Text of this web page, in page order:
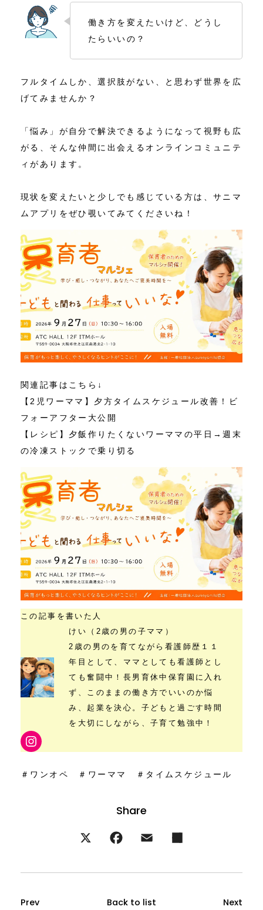
働き方を変えたいけど、どうし
たらいいの？
フルタイムしか、選択肢がない、と思わず世界を広
げてみませんか？
「悩み」が自分で解決できるようになって視野も広
がる、そんな仲間に出会えるオンラインコミュニテ
ィがあります。
現状を変えたいと少しでも感じている方は、サニマ
ムアプリをぜひ覗いてみてくださいね！
関連記事はこちら↓
【2児ワーママ】夕方タイムスケジュール改善！ビ
フォーアフター大公開
【レシピ】夕飯作りたくないワーママの平日→週末
の冷凍ストックで乗り切る
この記事を書いた人
けい（2歳の男の子ママ）
2歳の男のを育てながら看護師歴１１
年目として、ママとしても看護師とし
ても奮闘中！長男育休中保育園に入れ
ず、このままの働き方でいいのか悩
み、起業を決心。子どもと過ごす時間
を大切にしながら、子育て勉強中！
Instagram
＃ワンオペ ＃ワーママ ＃タイムスケジュール
Prev Back to list Next